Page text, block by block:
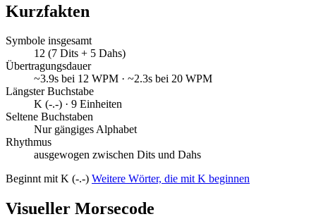
Kurzfakten
Symbole insgesamt
12 (7 Dits + 5 Dahs)
Übertragungsdauer
~3.9s bei 12 WPM · ~2.3s bei 20 WPM
Längster Buchstabe
K (-.-) · 9 Einheiten
Seltene Buchstaben
Nur gängiges Alphabet
Rhythmus
ausgewogen zwischen Dits und Dahs
Beginnt mit K (-.-) Weitere Wörter, die mit K beginnen
Visueller Morsecode